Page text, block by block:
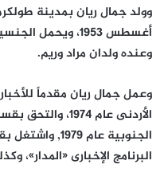
أغسطس 1953،
وعنده ولدان مراد وريم.
وعمل جمال ريان مقدماً
الأردنى عام
الجنوبية عام
البرنامج الإخبارى «المدار»،